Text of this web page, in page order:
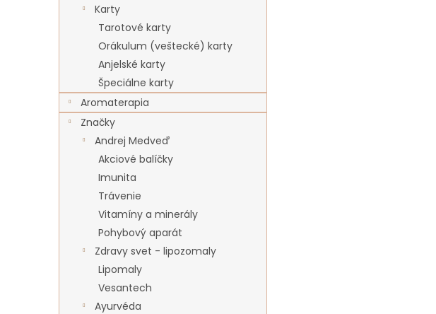
Karty
Tarotové karty
Orákulum (veštecké) karty
Anjelské karty
Špeciálne karty
Aromaterapia
Značky
Andrej Medveď
Akciové balíčky
Imunita
Trávenie
Vitamíny a minerály
Pohybový aparát
Zdravy svet - lipozomaly
Lipomaly
Vesantech
Ayurvéda